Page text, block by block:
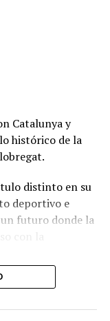
Catalunya y
histórico de la
distinto en su
deportivo e
futuro donde la